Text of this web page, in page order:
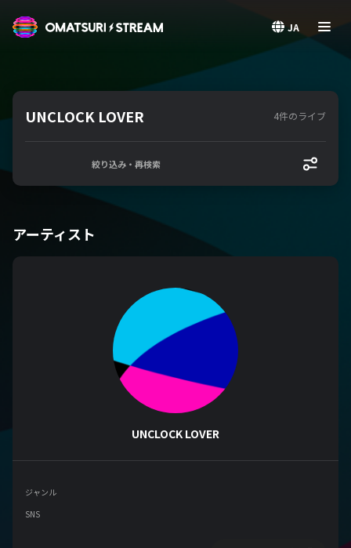
JA
UNCLOCK LOVER 4件のライブ
絞り込み・再検索
アーティスト
UNCLOCK LOVER
ジャンル
SNS